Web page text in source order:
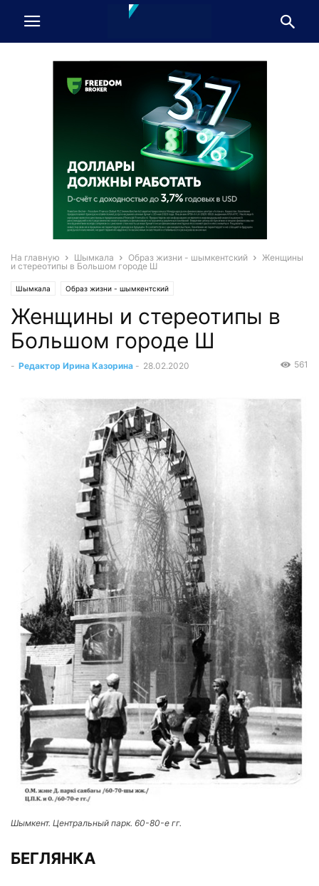
На главную Шымкала Образ жизни - шымкентский
Женщины
и стереотипы в Большом городе Ш
Шымкала Образ жизни - шымкентский
Женщины и стереотипы в
Большом городе Ш
- Редактор Ирина Казорина - 28.02.2020 561
Шымкент. Центральный парк. 60-80-e гг.
БЕГЛЯНКА